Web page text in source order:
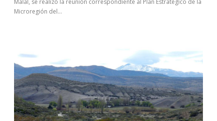
Malal, se realizó la reunión correspondiente al Plan Estratégico de la
Microregión del...